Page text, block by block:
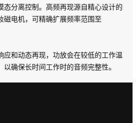
态分离控制。高频再现源自精心设计的
磁电机，可精确扩展频率范围至
应和动态再现，功放会在较低的工作温
确保长时间工作时的音频完整性。